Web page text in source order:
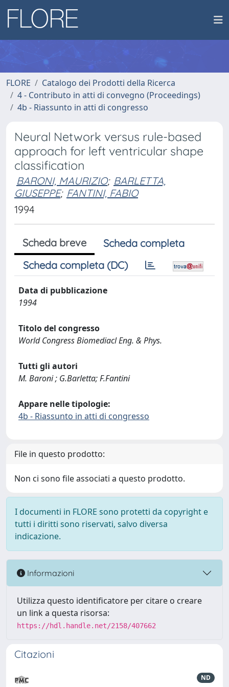
FLORE
Catalogo dei Prodotti della Ricerca
4 - Contributo in atti di convegno (Proceedings)
4b - Riassunto in atti di congresso
Neural Network versus rule-based
approach for left ventricular shape
classification
BARONI, MAURIZIO; BARLETTA,
GIUSEPPE; FANTINI, FABIO
1994
Scheda breve
Scheda completa
Scheda completa (DC)
Data di pubblicazione
1994
Titolo del congresso
World Congress Biomediacl Eng. & Phys.
Tutti gli autori
M. Baroni ; G.Barletta; F.Fantini
Appare nelle tipologie:
4b - Riassunto in atti di congresso
File in questo prodotto:
Non ci sono file associati a questo prodotto.
I documenti in FLORE sono protetti da copyright e
tutti i diritti sono riservati, salvo diversa
indicazione.
Informazioni
Utilizza questo identificatore per citare o creare
un link a questa risorsa:
https://hdl.handle.net/2158/407662
Citazioni
ND